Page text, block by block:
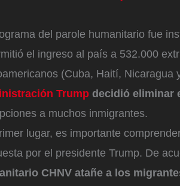
del parole humanitario fue
el ingreso al país a 532.000
(Cuba, Haití,
Trump decidió eliminar
a muchos inmigrantes.
lugar, es importante
por el presidente Trump. De
CHNV atañe a los